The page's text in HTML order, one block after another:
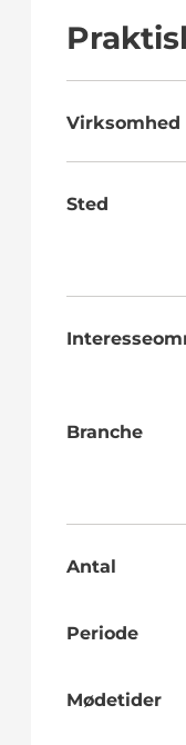
Virksomhed
Sted
Branche
Antal
Periode
Mødetider